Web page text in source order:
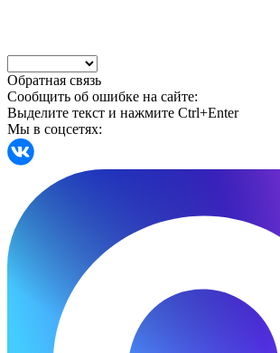
Обратная связь
Сообщить об ошибке на сайте:
Выделите текст и нажмите Ctrl+Enter
Мы в соцсетях: